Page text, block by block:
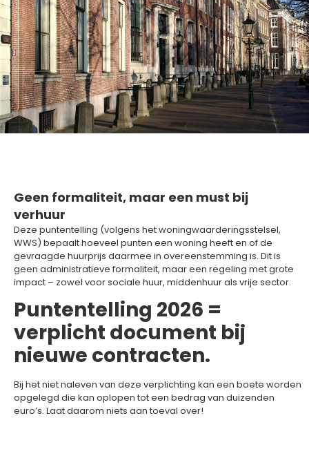
Geen formaliteit, maar een must bij
verhuur
Deze puntentelling (volgens het woningwaarderingsstelsel,
WWS) bepaalt hoeveel punten een woning heeft en of de
gevraagde huurprijs daarmee in overeenstemming is. Dit is
geen administratieve formaliteit, maar een regeling met grote
impact – zowel voor sociale huur, middenhuur als vrije sector.
Puntentelling 2026 =
verplicht document bij
nieuwe contracten.
Bij het niet naleven van deze verplichting kan een boete worden
opgelegd die kan oplopen tot een bedrag van duizenden
euro’s. Laat daarom niets aan toeval over!